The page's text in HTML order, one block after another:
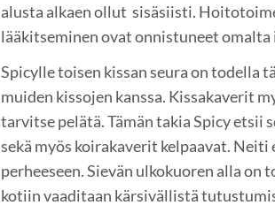
alusta alkaen ollut sisäsiisti.
lääkitseminen ovat onnistuneet
Spicylle toisen kissan seura on todella
muiden kissojen kanssa. Kissakaverit
tarvitse pelätä. Tämän takia Spicy etsii
sekä myös koirakaverit kelpaavat. Neiti
perheeseen. Sievän ulkokuoren alla
kotiin vaaditaan kärsivällistä